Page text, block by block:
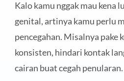
Kalo kamu nggak mau kena
genital, artinya kamu perlu
pencegahan. Misalnya pake
konsisten, hindari kontak
cairan buat cegah penularan.